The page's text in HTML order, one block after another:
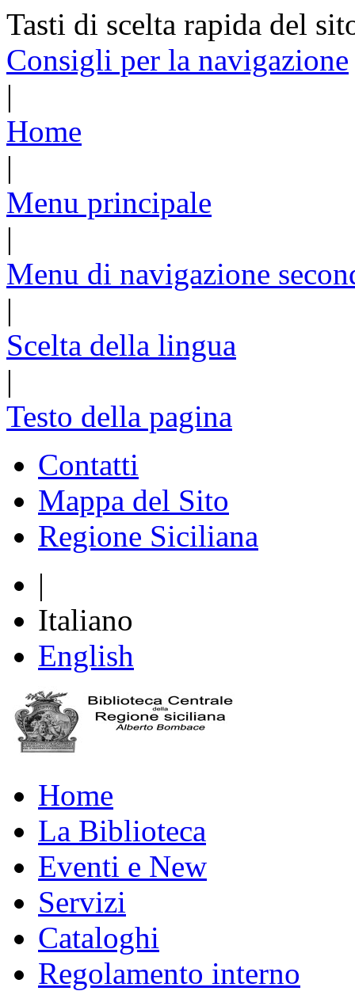
Tasti di scelta rapida del
Consigli per la navigazione
|
Home
|
Menu principale
|
Menu di navigazione
|
Scelta della lingua
|
Testo della pagina
Contatti
Mappa del Sito
Regione Siciliana
|
Italiano
English
Home
La Biblioteca
Eventi e New
Servizi
Cataloghi
Regolamento interno